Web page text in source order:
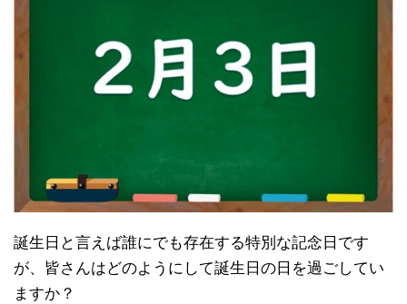
誕生日と言えば誰にでも存在する特別な記念日です
が、皆さんはどのようにして誕生日の日を過ごしてい
ますか？